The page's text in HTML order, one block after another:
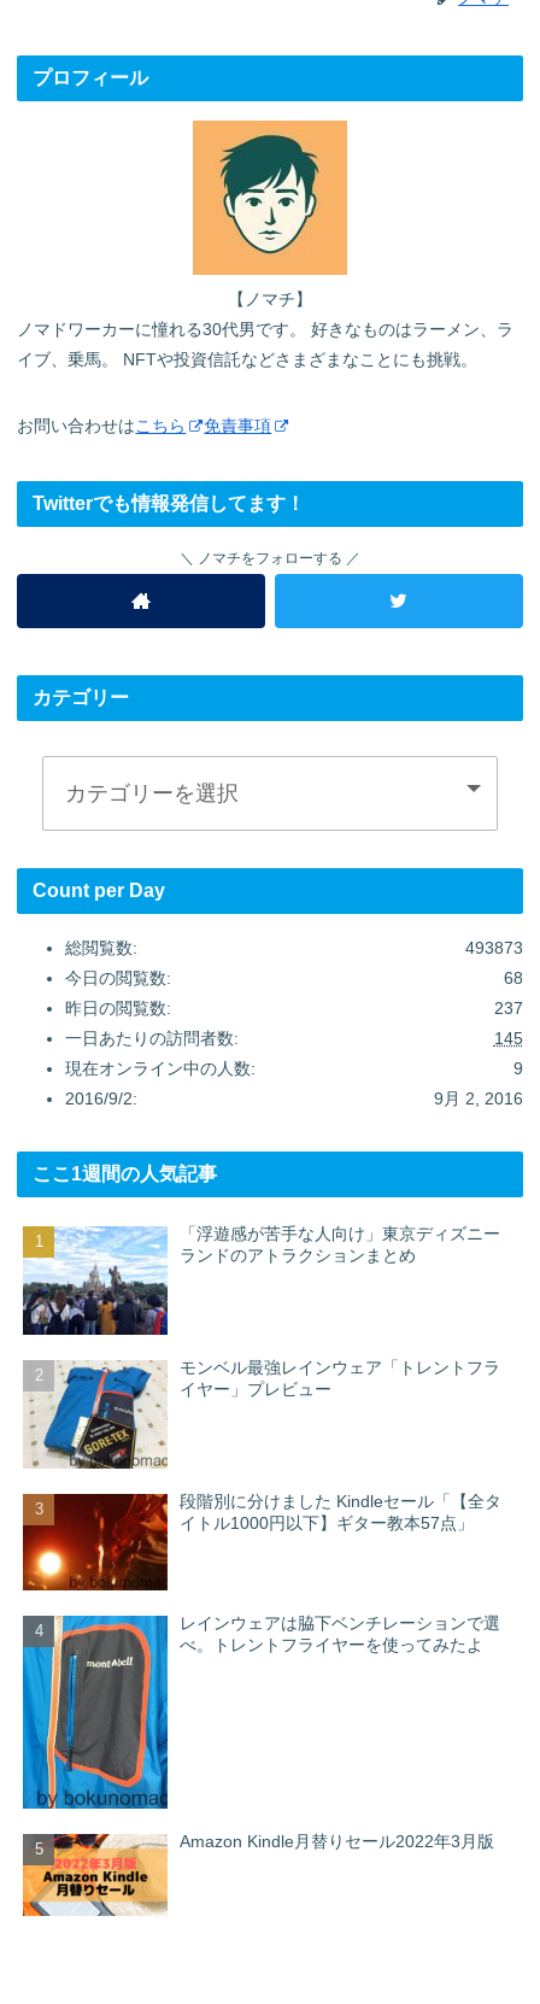
プロフィール
【ノマチ】
ノマドワーカーに憧れる30代男です。 好きなものはラーメン、ラ
イブ、乗馬。 NFTや投資信託などさまざまなことにも挑戦。
お問い合わせはこちら 免責事項
Twitterでも情報発信してます！
ノマチをフォローする
カテゴリー
Count per Day
493873
総閲覧数:
68
今日の閲覧数:
237
昨日の閲覧数:
145
一日あたりの訪問者数:
9
現在オンライン中の人数:
9月 2, 2016
2016/9/2:
ここ1週間の人気記事
「浮遊感が苦手な人向け」東京ディズニー
ランドのアトラクションまとめ
モンベル最強レインウェア「トレントフラ
イヤー」プレビュー
段階別に分けました Kindleセール「【全タ
イトル1000円以下】ギター教本57点」
レインウェアは脇下ベンチレーションで選
べ。トレントフライヤーを使ってみたよ
Amazon Kindle月替りセール2022年3月版